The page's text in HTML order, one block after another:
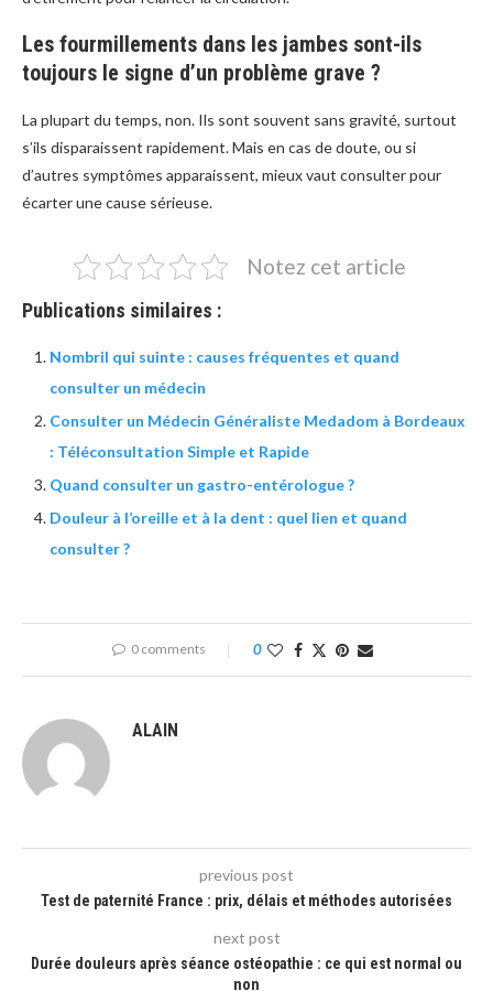
Les fourmillements dans les jambes sont-ils
toujours le signe d’un problème grave ?
La plupart du temps, non. Ils sont souvent sans gravité, surtout
s’ils disparaissent rapidement. Mais en cas de doute, ou si
d’autres symptômes apparaissent, mieux vaut consulter pour
écarter une cause sérieuse.
Notez cet article
Publications similaires :
Nombril qui suinte : causes fréquentes et quand
consulter un médecin
Consulter un Médecin Généraliste Medadom à Bordeaux
: Téléconsultation Simple et Rapide
Quand consulter un gastro-entérologue ?
Douleur à l’oreille et à la dent : quel lien et quand
consulter ?
0 comments 0
ALAIN
previous post
Test de paternité France : prix, délais et méthodes autorisées
next post
Durée douleurs après séance ostéopathie : ce qui est normal ou
non